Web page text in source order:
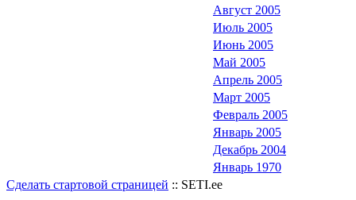
Август 2005
Июль 2005
Июнь 2005
Май 2005
Апрель 2005
Март 2005
Февраль 2005
Январь 2005
Декабрь 2004
Январь 1970
Сделать стартовой страницей :: SETI.ee